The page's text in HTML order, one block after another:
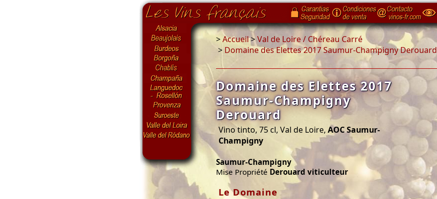
>Accueil>Val de Loire / Chéreau Carré
> Domaine des Elettes 2017 Saumur-Champigny Derouard
Domaine des Elettes 2017
Saumur-Champigny
Derouard
Vino tinto, 75 cl, Val de Loire, AOC Saumur-
Champigny
Saumur-Champigny
Mise Propriété Derouard viticulteur
Le Domaine